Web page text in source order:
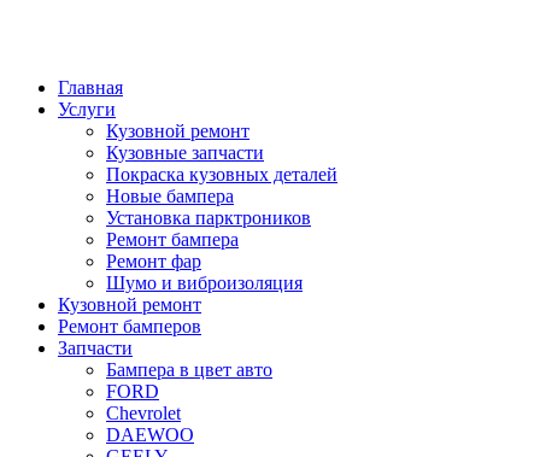
Главная
Услуги
Кузовной ремонт
Кузовные запчасти
Покраска кузовных деталей
Новые бампера
Установка парктроников
Ремонт бампера
Ремонт фар
Шумо и виброизоляция
Кузовной ремонт
Ремонт бамперов
Запчасти
Бампера в цвет авто
FORD
Chevrolet
DAEWOO